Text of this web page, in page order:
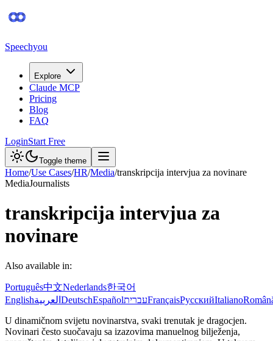
Speechyou
Explore
Claude MCP
Pricing
Blog
FAQ
LoginStart Free
Toggle theme
Home/Use Cases/HR/Media/transkripcija intervjua za novinare
MediaJournalists
transkripcija intervjua za
novinare
Also available in:
Português中文Nederlands한국어
Englishالعربية DeutschEspañolעבריתFrançaisРусскийItaliano
U dinamičnom svijetu novinarstva, svaki trenutak je dragocjen.
Novinari često suočavaju sa izazovima manuelnog bilježenja,